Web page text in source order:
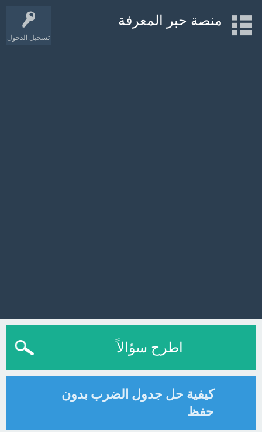
تسجيل الدخول
منصة حبر المعرفة
اطرح سؤالاً
كيفية حل جدول الضرب بدون
حفظ